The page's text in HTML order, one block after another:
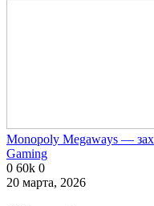
Monopoly Megaways —
Gaming
0 60k 0
20 марта, 2026